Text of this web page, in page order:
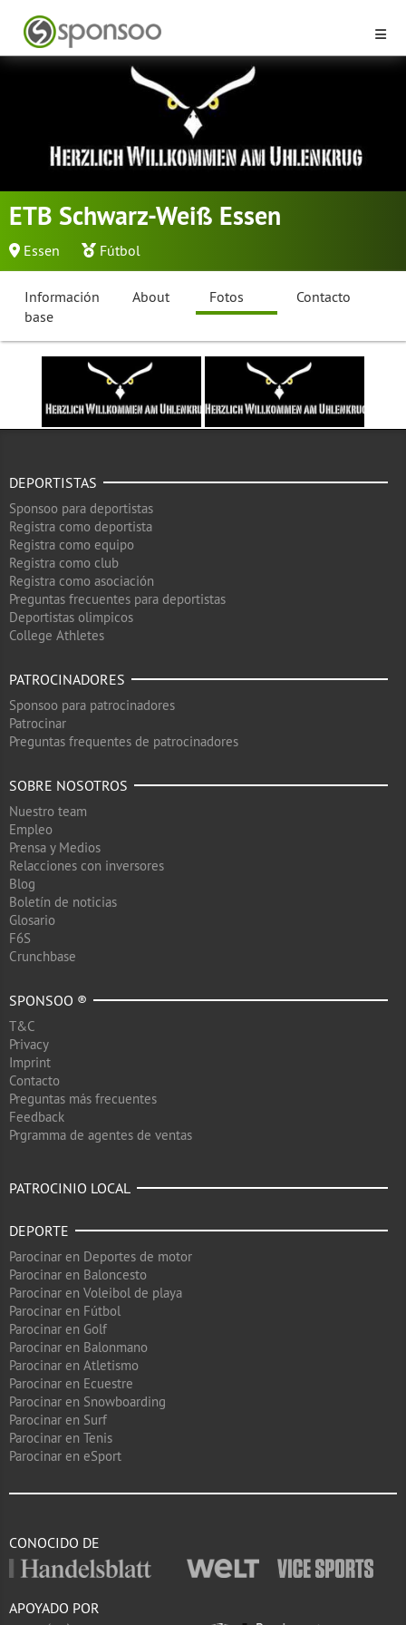
ETB Schwarz-Weiß Essen
Essen Fútbol
Información
base
About Fotos Contacto
DEPORTISTAS
Sponsoo para deportistas
Registra como deportista
Registra como equipo
Registra como club
Registra como asociación
Preguntas frecuentes para deportistas
Deportistas olimpicos
College Athletes
PATROCINADORES
Sponsoo para patrocinadores
Patrocinar
Preguntas frequentes de patrocinadores
SOBRE NOSOTROS
Nuestro team
Empleo
Prensa y Medios
Relacciones con inversores
Blog
Boletín de noticias
Glosario
F6S
Crunchbase
SPONSOO ®
T&C
Privacy
Imprint
Contacto
Preguntas más frecuentes
Feedback
Prgramma de agentes de ventas
PATROCINIO LOCAL
DEPORTE
Parocinar en Deportes de motor
Parocinar en Baloncesto
Parocinar en Voleibol de playa
Parocinar en Fútbol
Parocinar en Golf
Parocinar en Balonmano
Parocinar en Atletismo
Parocinar en Ecuestre
Parocinar en Snowboarding
Parocinar en Surf
Parocinar en Tenis
Parocinar en eSport
CONOCIDO DE
APOYADO POR